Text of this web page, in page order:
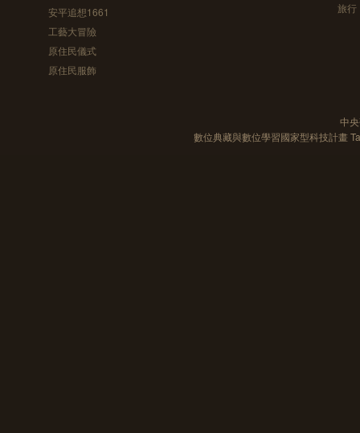
安平追想1661
工藝大冒險
原住民儀式
原住民服飾
旅行
中
數位典藏與數位學習國家型科技計畫